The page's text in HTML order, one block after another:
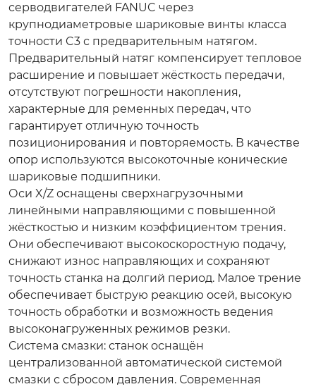
серводвигателей FANUC через
крупнодиаметровые шариковые винты класса
точности C3 с предварительным натягом.
Предварительный натяг компенсирует тепловое
расширение и повышает жёсткость передачи,
отсутствуют погрешности накопления,
характерные для ременных передач, что
гарантирует отличную точность
позиционирования и повторяемость. В качестве
опор используются высокоточные конические
шариковые подшипники.
Оси X/Z оснащены сверхнагрузочными
линейными направляющими с повышенной
жёсткостью и низким коэффициентом трения.
Они обеспечивают высокоскоростную подачу,
снижают износ направляющих и сохраняют
точность станка на долгий период. Малое трение
обеспечивает быструю реакцию осей, высокую
точность обработки и возможность ведения
высоконагруженных режимов резки.
Система смазки: станок оснащён
централизованной автоматической системой
смазки с сбросом давления. Современная